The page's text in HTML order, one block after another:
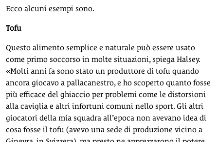
Ecco alcuni esempi sono.
Tofu
Questo alimento semplice e naturale può essere usato
come primo soccorso in molte situazioni, spiega Halsey.
«Molti anni fa sono stato un produttore di tofu quando
ancora giocavo a pallacanestro, e ho scoperto quanto fosse
più efficace del ghiaccio per problemi come le distorsioni
alla caviglia e altri infortuni comuni nello sport. Gli altri
giocatori della mia squadra all’epoca non avevano idea di
cosa fosse il tofu (avevo una sede di produzione vicino a